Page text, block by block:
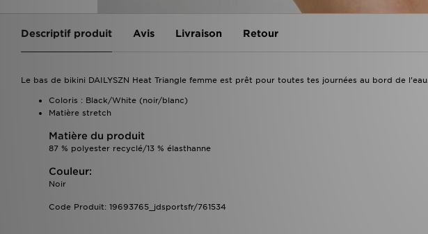
Descriptif produit Avis Livraison Retour
Le bas de bikini DAILYSZN Heat Triangle femme est prêt pour toutes tes journées au bord de l'eau.
Coloris : Black/White (noir/blanc)
Matière stretch
Matière du produit
87 % polyester recyclé/13 % élasthanne
Couleur:
Noir
Code Produit: 19693765_jdsportsfr/761534